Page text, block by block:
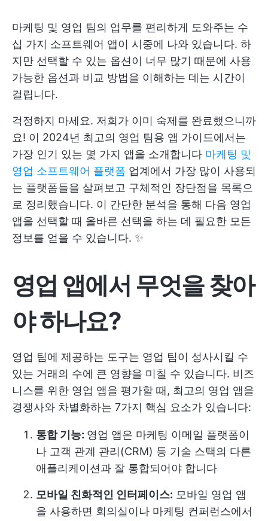
마케팅 및 영업 팀의 업무를 편리하게 도와주는 수
십 가지 소프트웨어 앱이 시중에 나와 있습니다. 하
지만 선택할 수 있는 옵션이 너무 많기 때문에 사용
가능한 옵션과 비교 방법을 이해하는 데는 시간이
걸립니다.
걱정하지 마세요. 저희가 이미 숙제를 완료했으니까
요! 이 2024년 최고의 영업 팀용 앱 가이드에서는
가장 인기 있는 몇 가지 앱을 소개합니다 마케팅 및
영업 소프트웨어 플랫폼 업계에서 가장 많이 사용되
는 플랫폼들을 살펴보고 구체적인 장단점을 목록으
로 정리했습니다. 이 간단한 분석을 통해 다음 영업
앱을 선택할 때 올바른 선택을 하는 데 필요한 모든
정보를 얻을 수 있습니다. ✨
영업 앱에서 무엇을 찾아
야 하나요?
영업 팀에 제공하는 도구는 영업 팀이 성사시킬 수
있는 거래의 수에 큰 영향을 미칠 수 있습니다. 비즈
니스를 위한 영업 앱을 평가할 때, 최고의 영업 앱을
경쟁사와 차별화하는 7가지 핵심 요소가 있습니다:
통합 기능: 영업 앱은 마케팅 이메일 플랫폼이
나 고객 관계 관리(CRM) 등 기술 스택의 다른
애플리케이션과 잘 통합되어야 합니다
모바일 친화적인 인터페이스: 모바일 영업 앱
을 사용하면 회의실이나 마케팅 컨퍼런스에서